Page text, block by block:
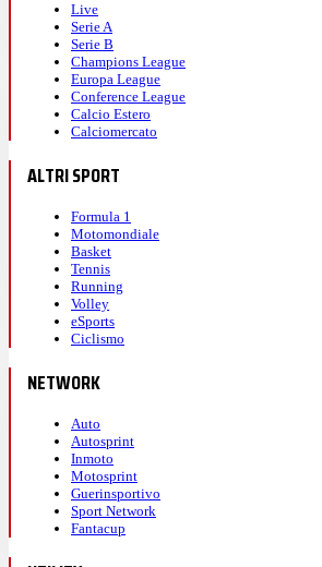
Live
Serie A
Serie B
Champions League
Europa League
Conference League
Calcio Estero
Calciomercato
ALTRI SPORT
Formula 1
Motomondiale
Basket
Tennis
Running
Volley
eSports
Ciclismo
NETWORK
Auto
Autosprint
Inmoto
Motosprint
Guerinsportivo
Sport Network
Fantacup